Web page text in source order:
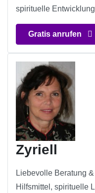
spirituelle
Gratis anrufen
Zyriell
Liebevolle Beratung
Hilfsmittel, spirituelle